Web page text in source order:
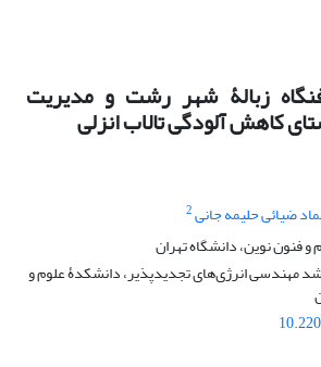
زبالۀ شهر رشت و مدیریت
کاهش آلودگی تالاب انزلی
ضیائی حلیمه جانی2
و فنون نوین، دانشگاه تهران
مهندسی انرژی‌های تجدیدپذیر، دانشکدۀ علوم و